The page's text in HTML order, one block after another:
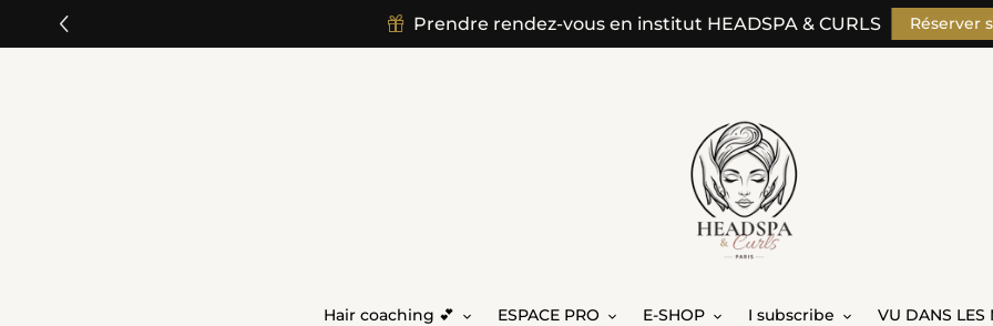
Prendre rendez-vous en institut HEADSPA & CURLS Réserver
Hair coaching 💕 ESPACE PRO E-SHOP I subscribe VU DANS LES